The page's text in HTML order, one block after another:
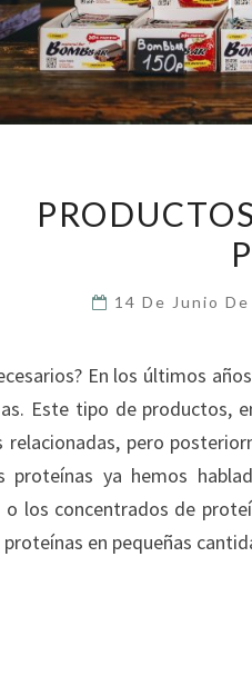
14 De Junio
En los últimos
Este tipo de productos,
relacionadas, pero
proteínas ya hemos
o los concentrados de
en pequeñas